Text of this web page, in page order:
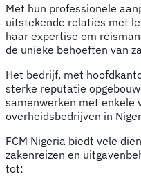
Met hun professionele
uitstekende relaties met
haar expertise om
de unieke behoeften van
Het bedrijf, met
sterke reputatie
samenwerken met enkele
overheidsbedrijven in
FCM Nigeria biedt vele
zakenreizen en
tot: